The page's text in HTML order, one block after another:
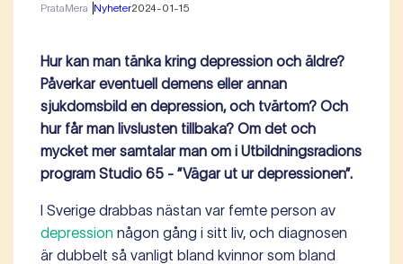
PrataMera Nyheter2024-01-15
Hur kan man tänka kring depression och äldre?
Påverkar eventuell demens eller annan
sjukdomsbild en depression, och tvärtom? Och
hur får man livslusten tillbaka? Om det och
mycket mer samtalar man om i Utbildningsradions
program Studio 65 - ”Vägar ut ur depressionen”.
I Sverige drabbas nästan var femte person av
depression någon gång i sitt liv, och diagnosen
är dubbelt så vanligt bland kvinnor som bland